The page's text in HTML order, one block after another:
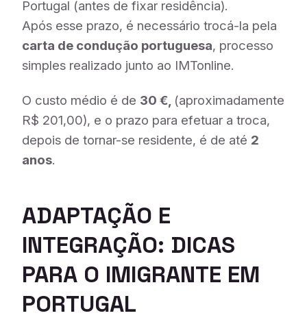
Portugal (antes de fixar residência).
Após esse prazo, é necessário trocá-la pela
carta de condução portuguesa, processo
simples realizado junto ao IMTonline.
O custo médio é de 30 €, (aproximadamente
R$ 201,00), e o prazo para efetuar a troca,
depois de tornar-se residente, é de até 2
anos.
ADAPTAÇÃO E
INTEGRAÇÃO: DICAS
PARA O IMIGRANTE EM
PORTUGAL